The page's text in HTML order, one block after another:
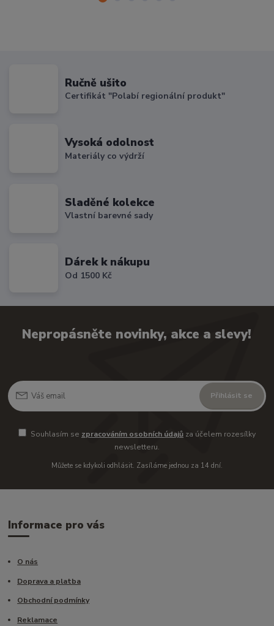
Ručně ušito
Certifikát "Polabí regionální produkt"
Vysoká odolnost
Materiály co výdrží
Sladěné kolekce
Vlastní barevné sady
Dárek k nákupu
Od 1500 Kč
Nepropásněte novinky, akce a slevy!
Přihlásit se
Souhlasím se zpracováním osobních údajůza účelem rozesílky
newsletteru.
Můžete se kdykoli odhlásit. Zasíláme jednou za 14 dní.
Informace pro vás
O nás
Doprava a platba
Obchodní podmínky
Reklamace